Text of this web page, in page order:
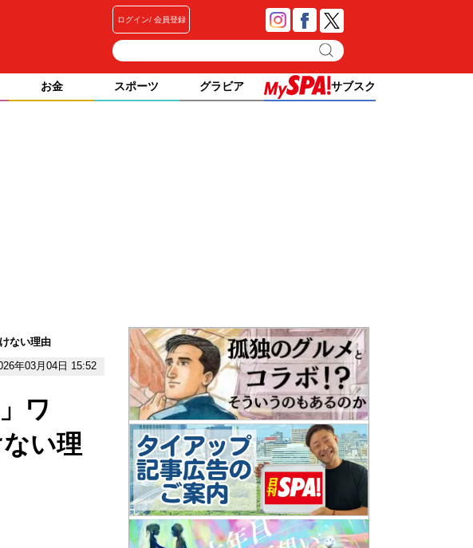
ログイン 会員登録
お金 スポーツ グラビア サブスク
ない理由
年03月04日 15:52
ワ
い理